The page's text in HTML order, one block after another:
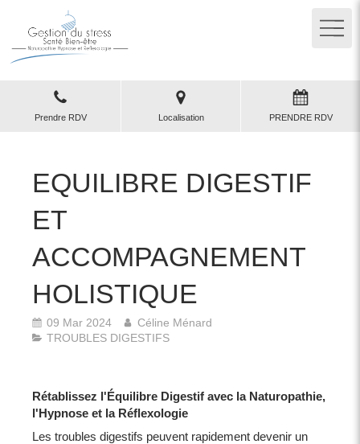
Prendre RDV Localisation PRENDRE RDV
EQUILIBRE DIGESTIF
ET
ACCOMPAGNEMENT
HOLISTIQUE
09 Mar 2024
Céline Ménard
TROUBLES DIGESTIFS
Rétablissez l'Équilibre Digestif avec la Naturopathie,
l'Hypnose et la Réflexologie
Les troubles digestifs peuvent rapidement devenir un